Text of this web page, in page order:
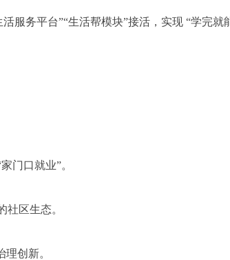
服务平台”“生活帮模块”接活，实现 “学完就
门口就业”。
社区生态。
创新。